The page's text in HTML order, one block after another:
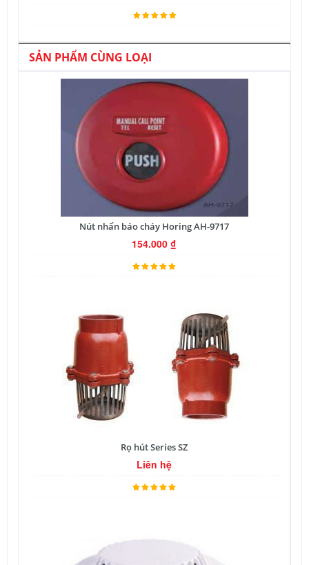
SẢN PHẨM CÙNG LOẠI
Nút nhấn báo cháy Horing AH-9717
154.000 ₫
Rọ hút Series SZ
Liên hệ